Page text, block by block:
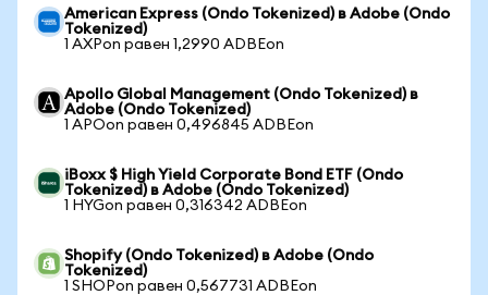
American Express (Ondo Tokenized) в Adobe (Ondo
Tokenized)
1 AXPon равен 1,2990 ADBEon
Apollo Global Management (Ondo Tokenized) в
Adobe (Ondo Tokenized)
1 APOon равен 0,496845 ADBEon
iBoxx $ High Yield Corporate Bond ETF (Ondo
Tokenized) в Adobe (Ondo Tokenized)
1 HYGon равен 0,316342 ADBEon
Shopify (Ondo Tokenized) в Adobe (Ondo
Tokenized)
1 SHOPon равен 0,567731 ADBEon